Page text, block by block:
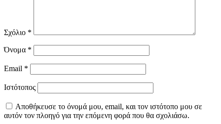
Σχόλιο *
Όνομα *
Email *
Ιστότοπος
Αποθήκευσε το όνομά μου, email, και τον ιστότοπο μου σε
αυτόν τον πλοηγό για την επόμενη φορά που θα σχολιάσω.